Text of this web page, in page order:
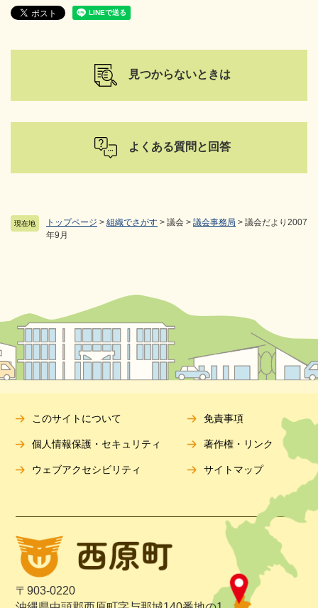
現在地 トップページ > 組織でさがす > 議会 > 議会事務局 > 議会だより2007
年9月
見つからないときは
よくある質問と回答
〒903-0220
このサイトについて 免責事項
個人情報保護・セキュリティ 著作権・リンク
ウェブアクセシビリティ サイトマップ